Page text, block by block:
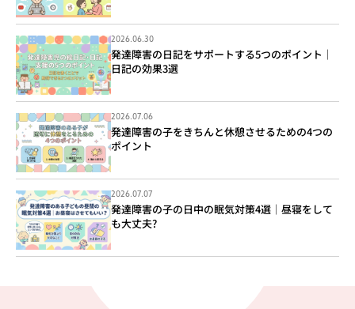
2026.06.30
発達障害の日記をサポートする5つのポイント｜
日記の効果3選
2026.07.06
発達障害の子をきちんと休憩させるための4つの
ポイント
2026.07.07
発達障害の子の日中の眠気対策4選｜昼寝をして
も大丈夫?